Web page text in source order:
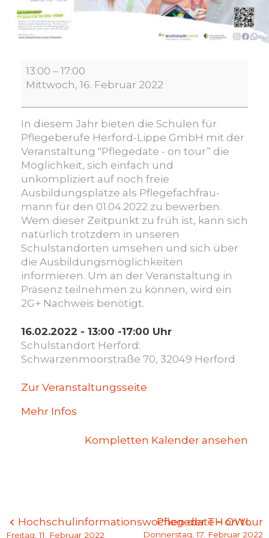
Pflegedate
tour
13:00 – 17:00
Mittwoch, 16. Februar 2022
In diesem Jahr bieten die Schulen für
Pflegeberufe Herford-Lippe GmbH mit der
Veranstaltung "Pflegedate - on tour“ die
Möglichkeit, sich einfach und
unkompliziert auf noch freie
Ausbildungsplätze als Pflegefachfrau-
mann für den 01.04.2022 zu bewerben.
Wem dieser Zeitpunkt zu früh ist, kann sich
natürlich trotzdem in unseren
Schulstandorten umsehen und sich über
die Ausbildungsmöglichkeiten
informieren. Um an der Veranstaltung in
Präsenz teilnehmen zu können, wird ein
2G+ Nachweis benötigt.
16.02.2022 - 13:00 -17:00 Uhr
Schulstandort Herford:
Schwarzenmoorstraße 70, 32049 Herford
Zur Veranstaltungsseite
Mehr Infos
Kompletten Kalender ansehen
Beitragsnavigation
Hochschulinformationswochen der TH OWL
Freitag, 11. Februar 2022
Pflegedate – on tour
Donnerstag, 17. Februar 2022